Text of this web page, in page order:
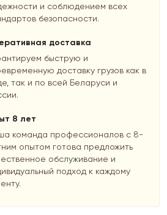
и соблюдением всех
безопасности.
доставка
быструю и
доставку грузов как в
так и по всей Беларуси и
8 лет
команда профессионалов с 8-
опытом готова предложить
обслуживание и
подход к каждому